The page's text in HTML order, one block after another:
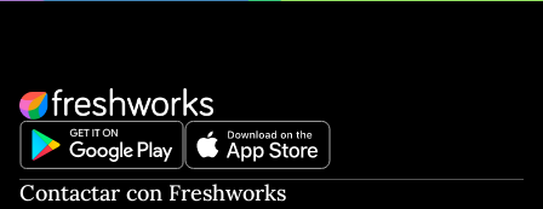
Contactar con Freshworks